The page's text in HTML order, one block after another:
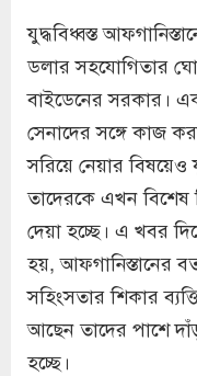
যুদ্ধবিধ্বস্ত
ডলার সহযোগিতার
বাইডেনের সরকার।
সেনাদের সঙ্গে কাজ
সরিয়ে নেয়ার বিষয়েও
তাদেরকে এখন বিশেষ
দেয়া হচ্ছে। এ খবর
হয়, আফগানিস্তানের
সহিংসতার শিকার
আছেন তাদের পাশে
হচ্ছে।